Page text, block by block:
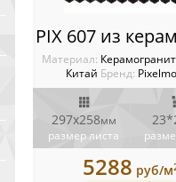
Материал: Керамогранит
Китай Бренд:
297х258мм
размер листа
5288 руб/м